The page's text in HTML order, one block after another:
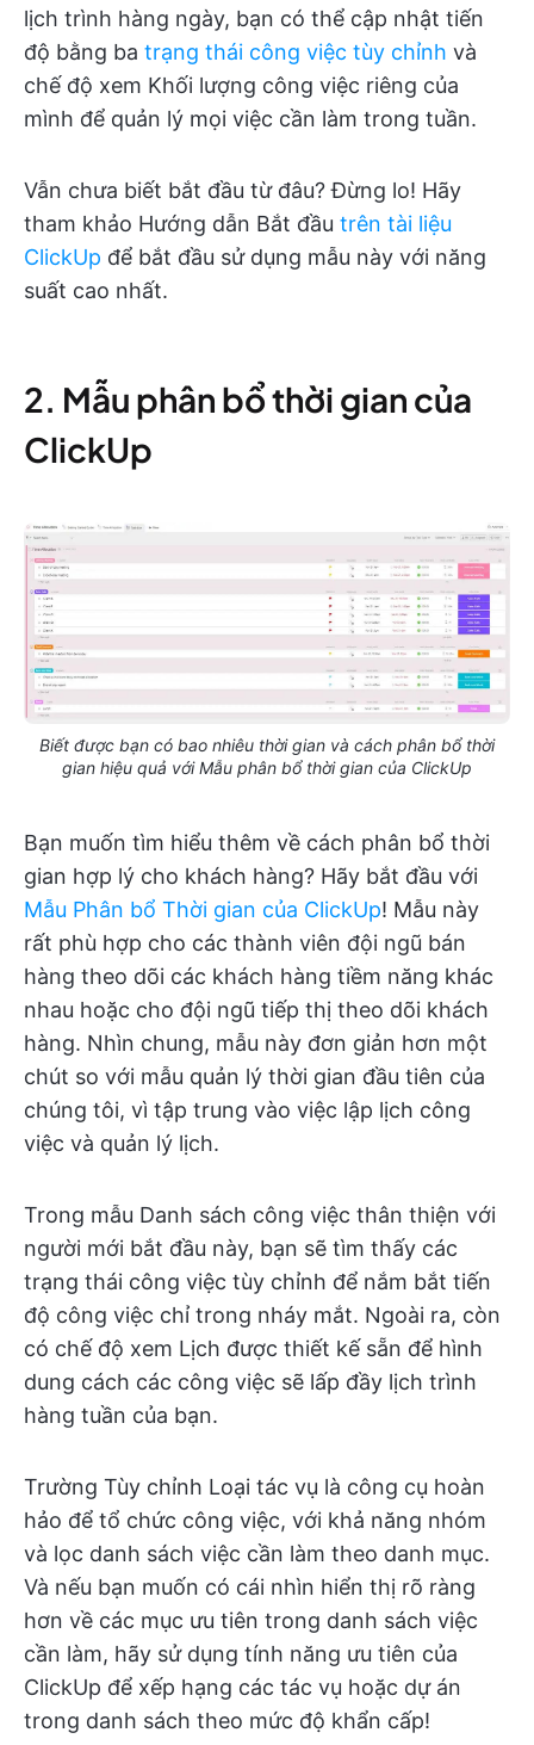
lịch trình hàng ngày, bạn có thể cập nhật tiến
độ bằng ba trạng thái công việc tùy chỉnh và
chế độ xem Khối lượng công việc riêng của
mình để quản lý mọi việc cần làm trong tuần.
Vẫn chưa biết bắt đầu từ đâu? Đừng lo! Hãy
tham khảo Hướng dẫn Bắt đầu trên tài liệu
ClickUp để bắt đầu sử dụng mẫu này với năng
suất cao nhất.
2. Mẫu phân bổ thời gian của
ClickUp
Biết được bạn có bao nhiêu thời gian và cách phân bổ thời
gian hiệu quả với Mẫu phân bổ thời gian của ClickUp
Bạn muốn tìm hiểu thêm về cách phân bổ thời
gian hợp lý cho khách hàng? Hãy bắt đầu với
Mẫu Phân bổ Thời gian của ClickUp! Mẫu này
rất phù hợp cho các thành viên đội ngũ bán
hàng theo dõi các khách hàng tiềm năng khác
nhau hoặc cho đội ngũ tiếp thị theo dõi khách
hàng. Nhìn chung, mẫu này đơn giản hơn một
chút so với mẫu quản lý thời gian đầu tiên của
chúng tôi, vì tập trung vào việc lập lịch công
việc và quản lý lịch.
Trong mẫu Danh sách công việc thân thiện với
người mới bắt đầu này, bạn sẽ tìm thấy các
trạng thái công việc tùy chỉnh để nắm bắt tiến
độ công việc chỉ trong nháy mắt. Ngoài ra, còn
có chế độ xem Lịch được thiết kế sẵn để hình
dung cách các công việc sẽ lấp đầy lịch trình
hàng tuần của bạn.
Trường Tùy chỉnh Loại tác vụ là công cụ hoàn
hảo để tổ chức công việc, với khả năng nhóm
và lọc danh sách việc cần làm theo danh mục.
Và nếu bạn muốn có cái nhìn hiển thị rõ ràng
hơn về các mục ưu tiên trong danh sách việc
cần làm, hãy sử dụng tính năng ưu tiên của
ClickUp để xếp hạng các tác vụ hoặc dự án
trong danh sách theo mức độ khẩn cấp!